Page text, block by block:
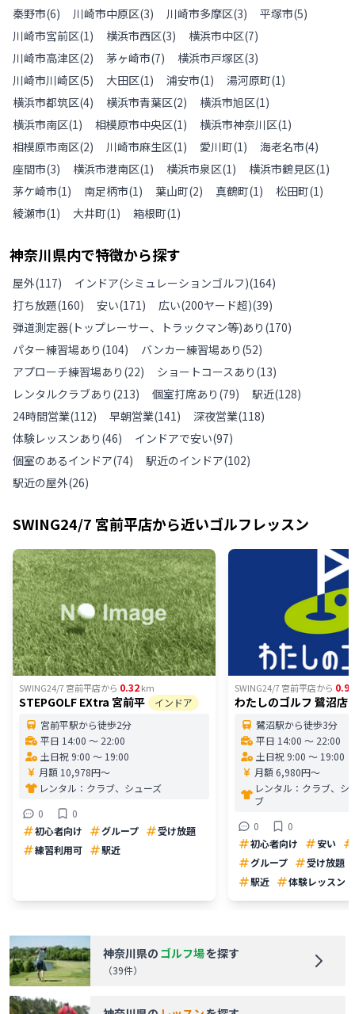
秦野市(6) 川崎市中原区(3) 川崎市多摩区(3) 平塚市(5)
川崎市宮前区(1) 横浜市西区(3) 横浜市中区(7)
川崎市高津区(2) 茅ヶ崎市(7) 横浜市戸塚区(3)
川崎市川崎区(5) 大田区(1) 浦安市(1) 湯河原町(1)
横浜市都筑区(4) 横浜市青葉区(2) 横浜市旭区(1)
横浜市南区(1) 相模原市中央区(1) 横浜市神奈川区(1)
相模原市南区(2) 川崎市麻生区(1) 愛川町(1) 海老名市(4)
座間市(3) 横浜市港南区(1) 横浜市泉区(1) 横浜市鶴見区(1)
茅ケ崎市(1) 南足柄市(1) 葉山町(2) 真鶴町(1) 松田町(1)
綾瀬市(1) 大井町(1) 箱根町(1)
神奈川県内で特徴から探す
屋外(117) インドア(シミュレーションゴルフ)(164)
打ち放題(160) 安い(171) 広い(200ヤード超)(39)
弾道測定器(トップレーサー、トラックマン等)あり (170)
パター練習場あり (104) バンカー練習場あり (52)
アプローチ練習場あり (22) ショートコースあり (13)
レンタルクラブあり (213) 個室打席あり (79) 駅近(128)
24時間営業(112) 早朝営業(141) 深夜営業(118)
体験レッスンあり (46) インドアで安い(97)
個室のあるインドア(74) 駅近のインドア(102)
駅近の屋外(26)
SWING24/7 宮前平店から近いゴルフレッスン
SWING24/7 宮前平店から 0.32km
STEPGOLF EXtra 宮前平
インドア
宮前平駅から徒歩2分
平日 14:00 〜 22:00
土日祝 9:00 〜 19:00
月額 10,978円〜
レンタル： クラブ、シューズ
0
0
初心者向け
グループ
受け放題
練習利用可
駅近
SWING24/7 宮前平店から 0.99
わたしのゴルフ 鷺沼店
鷺沼駅から徒歩3分
平日 14:00 〜 22:00
土日祝 9:00 〜 19:00
月額 6,980円〜
レンタル： クラブ、シ
ブ
0
0
初心者向け
安い
グループ
受け放題
駅近
体験レッスン
神奈川県の ゴルフ場を探す
（39件）